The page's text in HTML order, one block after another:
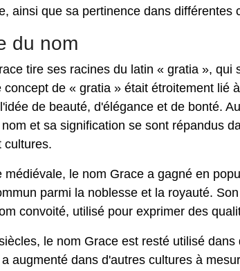
ainsi que sa pertinence dans différentes
du nom
tire ses racines du latin « gratia »,
concept de « gratia » était étroitement lié
de beauté, d'élégance et de bonté.
et sa signification se sont répandus
cultures.
médiévale, le nom Grace a gagné en
parmi la noblesse et la royauté.
convoité, utilisé pour exprimer des
le nom Grace est resté utilisé
augmenté dans d'autres cultures à